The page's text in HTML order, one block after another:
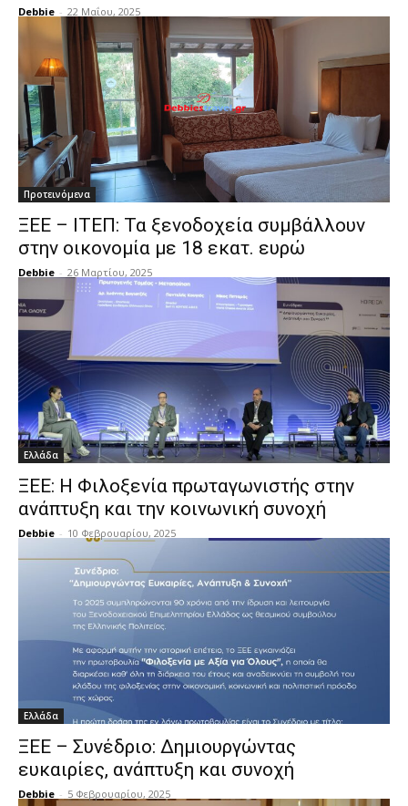
Debbie - 22 Μαΐου, 2025
Προτεινόμενα
ΞΕΕ – ΙΤΕΠ: Τα ξενοδοχεία συμβάλλουν
στην οικονομία με 18 εκατ. ευρώ
Debbie - 26 Μαρτίου, 2025
Ελλάδα
ΞΕΕ: Η Φιλοξενία πρωταγωνιστής στην
ανάπτυξη και την κοινωνική συνοχή
Debbie - 10 Φεβρουαρίου, 2025
Ελλάδα
ΞΕΕ – Συνέδριο: Δημιουργώντας
ευκαιρίες, ανάπτυξη και συνοχή
Debbie - 5 Φεβρουαρίου, 2025